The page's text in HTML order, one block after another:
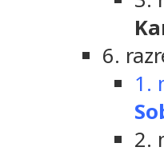
6.
1.
2.